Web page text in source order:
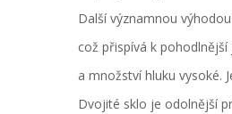
Další významnou výhodou
což přispívá k
a množství hluku vysoké.
Dvojité sklo je odolnější